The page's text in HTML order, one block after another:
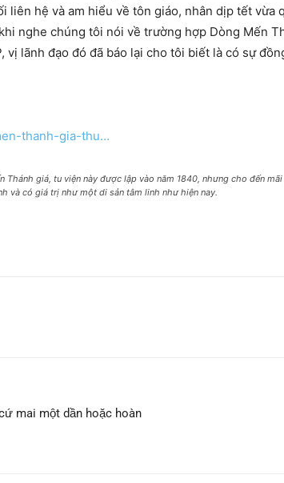
liên hệ và am hiểu về tôn giáo, nhân dịp tết
nghe chúng tôi nói về trường hợp Dòng Mến
lãnh đạo đó đã báo lại cho tôi biết là có sự
thanh-gia-thu…
Thánh giá, tu viện này được lập vào năm 1840, nhưng cho đến
và có giá trị như một di sản tâm linh như hiện nay.
mai một dần hoặc hoàn